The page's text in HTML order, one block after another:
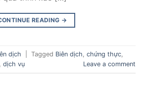
READING →
dịch Tagged Biên dịch chứng thực
dịch vụ Leave a comment